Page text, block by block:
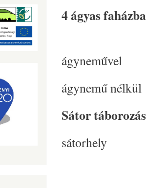
4 ágyas
ágynemű
Sátor
sátorhely